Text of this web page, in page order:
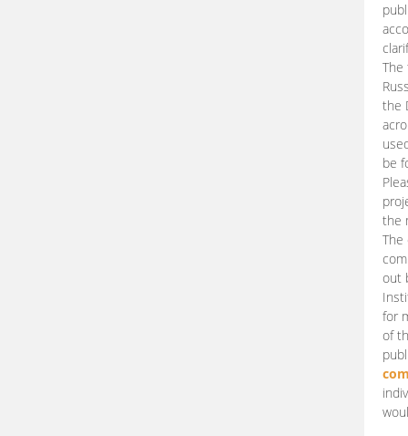
The
the
be
the
The
out
for
of